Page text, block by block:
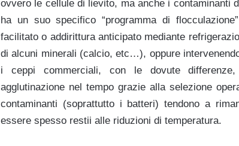
ovvero le cellule di lievito, ma anche i contaminanti
ha un suo specifico “programma di
facilitato o addirittura anticipato mediante
di alcuni minerali (calcio, etc…), oppure
i ceppi commerciali, con le dovute
agglutinazione nel tempo grazie alla selezione
contaminanti (soprattutto i batteri) tendono a
essere spesso restii alle riduzioni di temperatura.